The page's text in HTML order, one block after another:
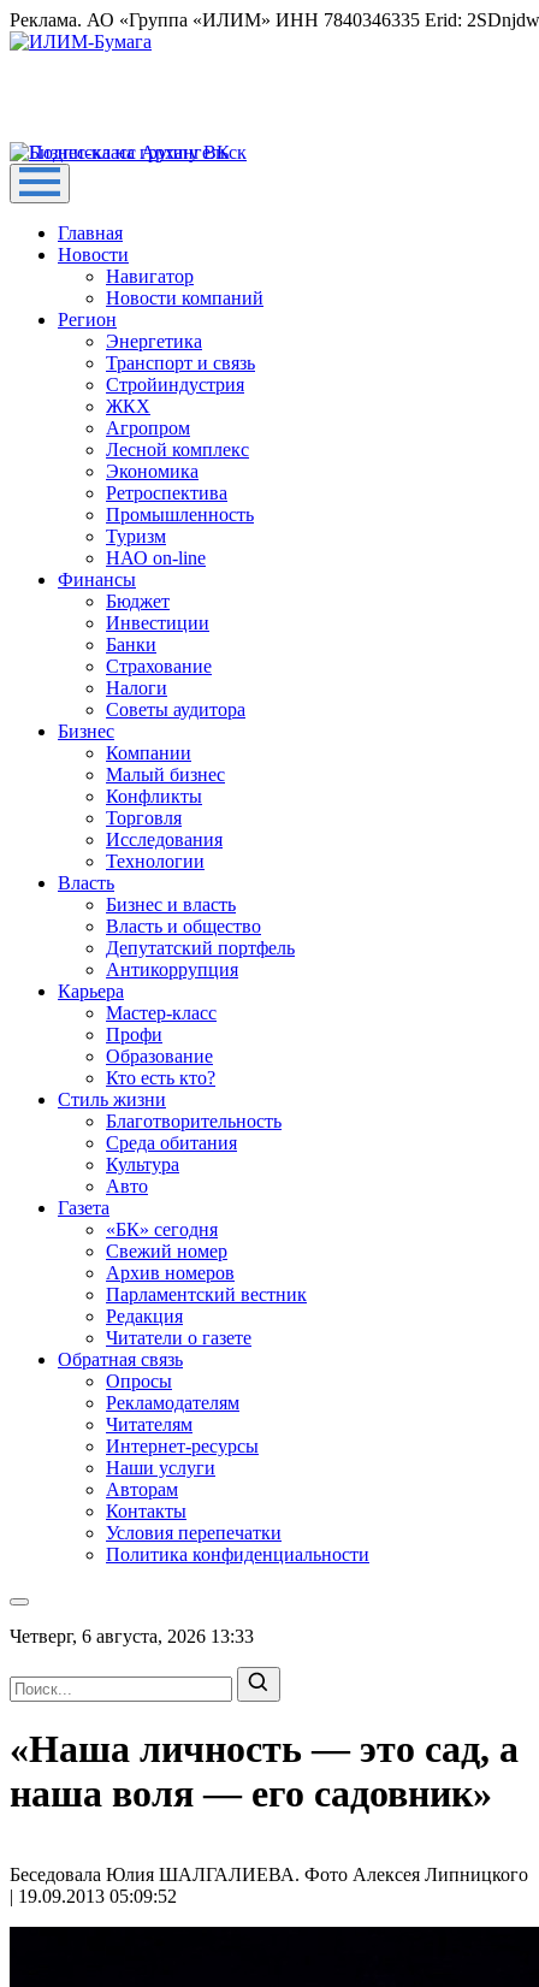
Реклама. АО «Группа «ИЛИМ» ИНН 7840346335 Erid:
Главная
Новости
Навигатор
Новости компаний
Регион
Энергетика
Транспорт и связь
Стройиндустрия
ЖКХ
Агропром
Лесной комплекс
Экономика
Ретроспектива
Промышленность
Туризм
НАО on-line
Финансы
Бюджет
Инвестиции
Банки
Страхование
Налоги
Советы аудитора
Бизнес
Компании
Малый бизнес
Конфликты
Торговля
Исследования
Технологии
Власть
Бизнес и власть
Власть и общество
Депутатский портфель
Антикоррупция
Карьера
Мастер-класс
Профи
Образование
Кто есть кто?
Стиль жизни
Благотворительность
Среда обитания
Культура
Авто
Газета
«БК» сегодня
Свежий номер
Архив номеров
Парламентский вестник
Редакция
Читатели о газете
Обратная связь
Опросы
Рекламодателям
Читателям
Интернет-ресурсы
Наши услуги
Авторам
Контакты
Условия перепечатки
Политика конфиденциальности
Четверг, 6 августа, 2026 13:33
«Наша личность — это сад, а
наша воля — его садовник»
Беседовала Юлия ШАЛГАЛИЕВА. Фото Алексея Липницкого
| 19.09.2013 05:09:52